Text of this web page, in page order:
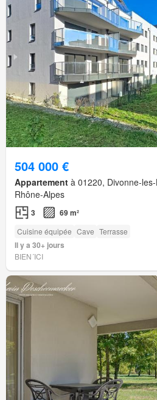
504 000 €
Appartement à 01220, Divonne-
Rhône-Alpes
3 69 m²
Cuisine équipée Cave Terrasse
Il y a 30+ jours
BIEN´ICI